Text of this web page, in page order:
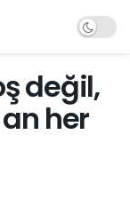
değil,
her